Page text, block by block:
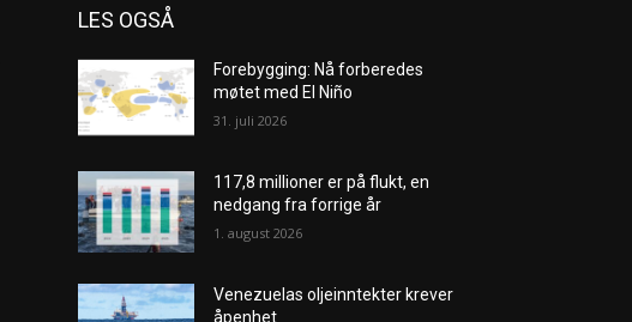
LES OGSÅ
Forebygging: Nå forberedes
møtet med El Niño
31. juli 2026
117,8 millioner er på flukt, en
nedgang fra forrige år
1. august 2026
Venezuelas oljeinntekter krever
åpenhet